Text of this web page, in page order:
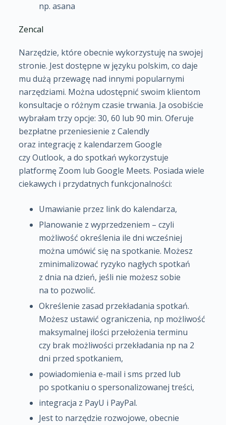
np. asana
Zencal
Narzędzie, które obecnie wykorzystuję na swojej
stronie. Jest dostępne w języku polskim, co daje
mu dużą przewagę nad innymi popularnymi
narzędziami. Można udostępnić swoim klientom
konsultacje o różnym czasie trwania. Ja osobiście
wybrałam trzy opcje: 30, 60 lub 90 min. Oferuje
bezpłatne przeniesienie z Calendly
oraz integrację z kalendarzem Google
czy Outlook, a do spotkań wykorzystuje
platformę Zoom lub Google Meets. Posiada wiele
ciekawych i przydatnych funkcjonalności:
Umawianie przez link do kalendarza,
Planowanie z wyprzedzeniem – czyli
możliwość określenia ile dni wcześniej
można umówić się na spotkanie. Możesz
zminimalizować ryzyko nagłych spotkań
z dnia na dzień, jeśli nie możesz sobie
na to pozwolić.
Określenie zasad przekładania spotkań.
Możesz ustawić ograniczenia, np możliwość
maksymalnej ilości przełożenia terminu
czy brak możliwości przekładania np na 2
dni przed spotkaniem,
powiadomienia e-mail i sms przed lub
po spotkaniu o spersonalizowanej treści,
integracja z PayU i PayPal.
Jest to narzędzie rozwojowe, obecnie